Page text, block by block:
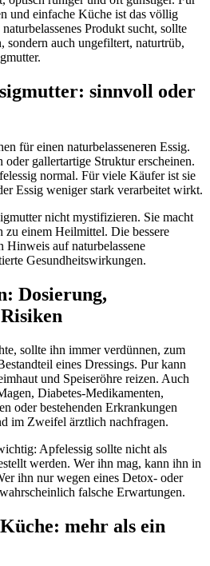
und einfache Küche ist das völlig
Produkt sucht, sollte
sondern auch ungefiltert, naturtrüb,
sinnvoll oder
für einen naturbelasseneren Essig.
oder gallertartige Struktur erscheinen.
normal. Für viele Käufer ist sie
Essig weniger stark verarbeitet wirkt.
nicht mystifizieren. Sie macht
zu einem Heilmittel. Die bessere
Hinweis auf naturbelassene
Gesundheitswirkungen.
Dosierung,
sollte ihn immer verdünnen, zum
eines Dressings. Pur kann
und Speiseröhre reizen. Auch
Diabetes-Medikamenten,
oder bestehenden Erkrankungen
im Zweifel ärztlich nachfragen.
Apfelessig sollte nicht als
werden. Wer ihn mag, kann ihn in
ihn nur wegen eines Detox- oder
falsche Erwartungen.
mehr als ein